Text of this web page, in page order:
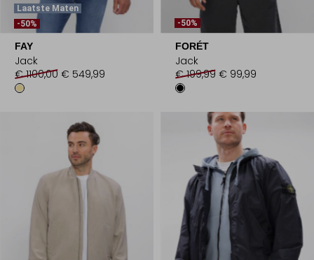
Laatste Maten
-50%
FAY
Jack
€ 1100,00 € 549,99
-50%
FORÉT
Jack
€ 199,99 € 99,99